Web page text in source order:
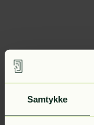
Samtykke